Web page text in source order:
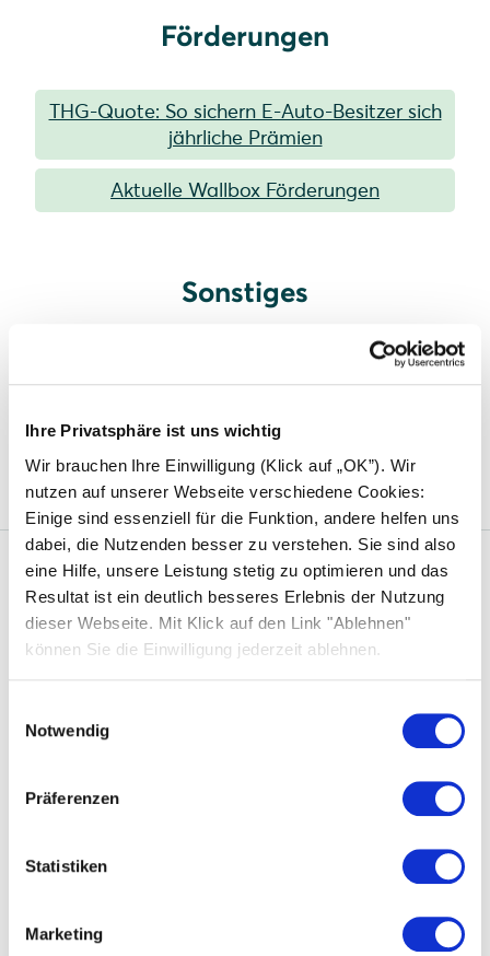
Ihre Privatsphäre ist uns wichtig
Wir brauchen Ihre Einwilligung (Klick auf „OK”). Wir
nutzen auf unserer Webseite verschiedene Cookies:
Einige sind essenziell für die Funktion, andere helfen uns
dabei, die Nutzenden besser zu verstehen. Sie sind also
eine Hilfe, unsere Leistung stetig zu optimieren und das
Resultat ist ein deutlich besseres Erlebnis der Nutzung
dieser Webseite. Mit Klick auf den Link "Ablehnen"
können Sie die Einwilligung jederzeit ablehnen.
Notwendig
Präferenzen
Statistiken
Marketing
Förderungen
THG-Quote: So sichern E-Auto-Besitzer sich
jährliche Prämien
Aktuelle Wallbox Förderungen
Sonstiges
Photovoltaik für Parkplatzüberdachung
einsetzen
Solarwatt
Über uns
Nachhaltigkeit
Karriere
FAQ Solarwatt